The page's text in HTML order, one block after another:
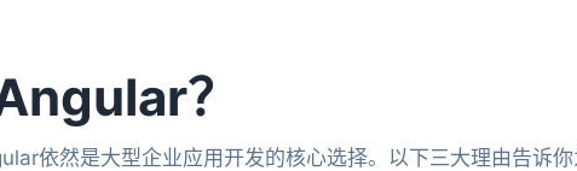
？
依然是大型企业应用开发的核心选择。以下三大理由告诉你